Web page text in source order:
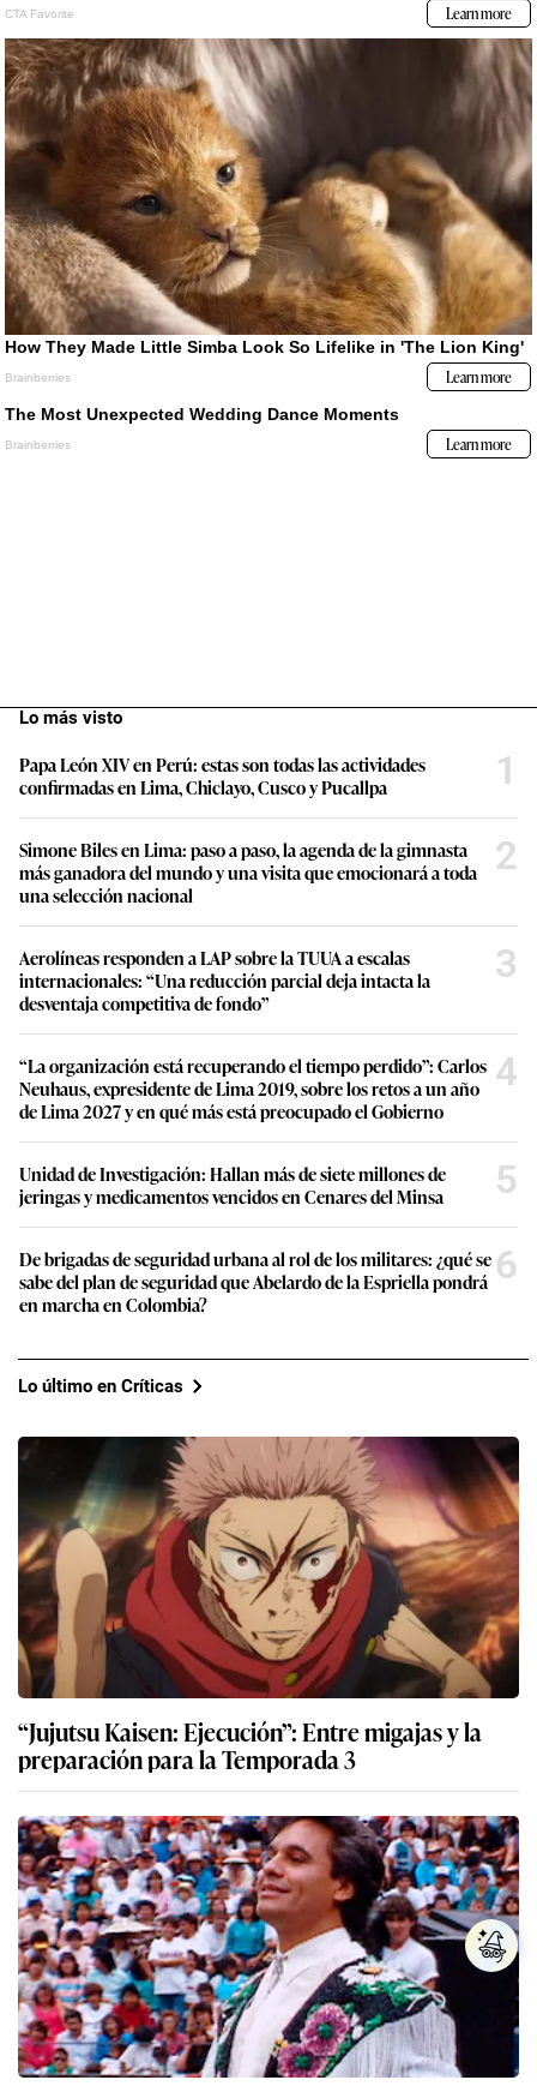
Lo más visto
Papa León XIV en Perú: estas son todas las actividades
confirmadas en Lima, Chiclayo, Cusco y Pucallpa
1
Simone Biles en Lima: paso a paso, la agenda de la gimnasta
más ganadora del mundo y una visita que emocionará a toda
una selección nacional
2
Aerolíneas responden a LAP sobre la TUUA a escalas
internacionales: “Una reducción parcial deja intacta la
desventaja competitiva de fondo”
3
“La organización está recuperando el tiempo perdido”: Carlos
Neuhaus, expresidente de Lima 2019, sobre los retos a un año
de Lima 2027 y en qué más está preocupado el Gobierno
4
Unidad de Investigación: Hallan más de siete millones de
jeringas y medicamentos vencidos en Cenares del Minsa
5
De brigadas de seguridad urbana al rol de los militares: ¿qué se
sabe del plan de seguridad que Abelardo de la Espriella pondrá
en marcha en Colombia?
6
Lo último en Críticas
“Jujutsu Kaisen: Ejecución”: Entre migajas y la
preparación para la Temporada 3